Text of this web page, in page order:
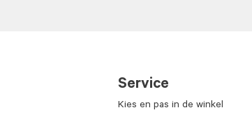
Service
Kies en pas in de winkel